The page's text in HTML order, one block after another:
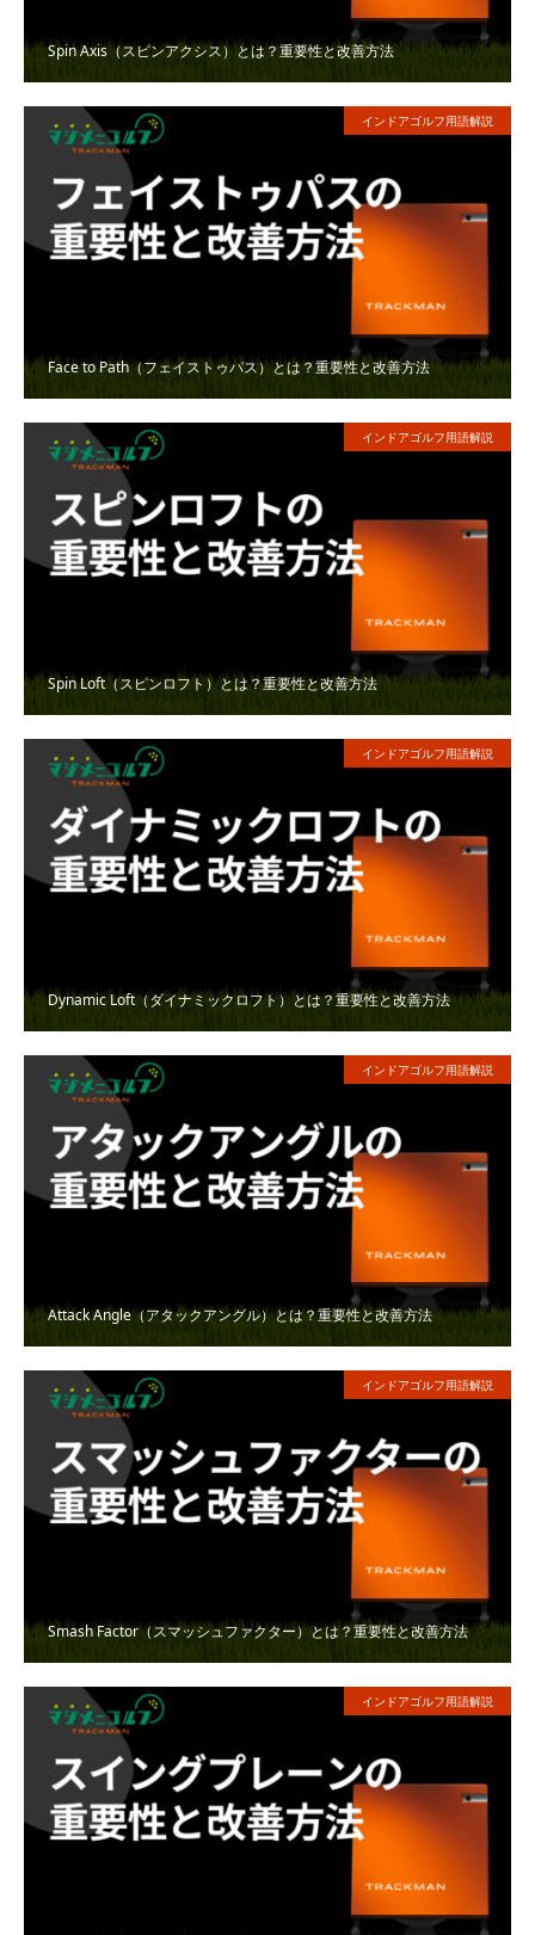
Spin Axis（スピンアクシス）とは？重要性と改善方法
Face to Path（フェイストゥパス）とは？重要性と改善方法
インドアゴルフ用語解説
Spin Loft（スピンロフト）とは？重要性と改善方法
インドアゴルフ用語解説
Dynamic Loft（ダイナミックロフト）とは？重要性と改善方法
インドアゴルフ用語解説
Attack Angle（アタックアングル）とは？重要性と改善方法
インドアゴルフ用語解説
Smash Factor（スマッシュファクター）とは？重要性と改善方法
インドアゴルフ用語解説
インドアゴルフ用語解説